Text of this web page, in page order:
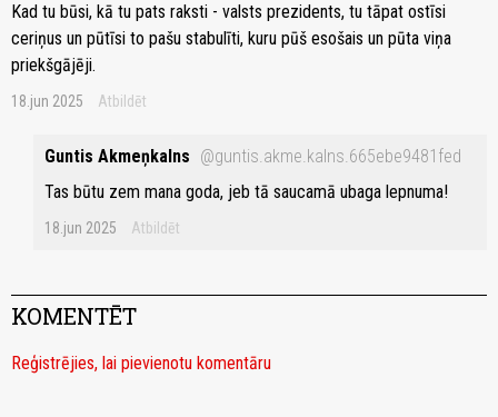
Kad tu būsi, kā tu pats raksti - valsts prezidents, tu tāpat ostīsi
ceriņus un pūtīsi to pašu stabulīti, kuru pūš esošais un pūta viņa
priekšgājēji.
18.jun 2025 Atbildēt
Guntis Akmeņkalns @guntis.akme.kalns.665ebe9481fed
Tas būtu zem mana goda, jeb tā saucamā ubaga lepnuma!
18.jun 2025 Atbildēt
KOMENTĒT
Reģistrējies, lai pievienotu komentāru